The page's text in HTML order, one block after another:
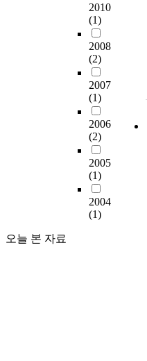
2010
(1)
2008
(2)
2007
(1)
2006
(2)
2005
(1)
2004
(1)
오늘 본 자료